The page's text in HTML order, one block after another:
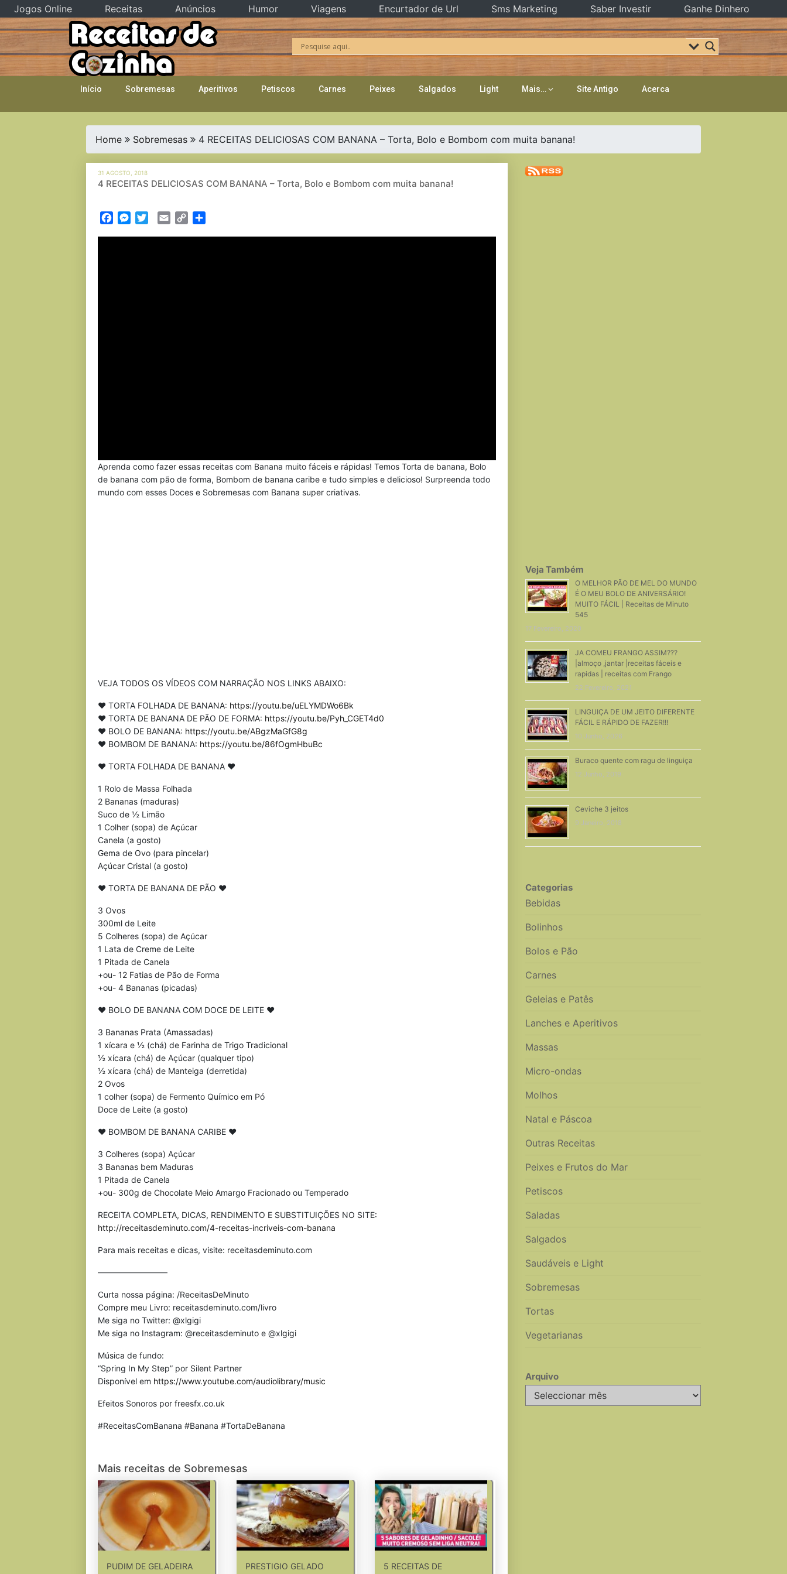
Skip
to
content
Início Sobremesas Aperitivos Petiscos Carnes Peixes Salgados Light Mais… Site Antigo Acerca
Home Sobremesas 4 RECEITAS DELICIOSAS COM BANANA – Torta, Bolo e Bombom com muita banana!
31 AGOSTO, 2018
4 RECEITAS DELICIOSAS COM BANANA – Torta, Bolo e Bombom com muita banana!
FacebookMessenger
TwitterEmail Copy
Aprenda como fazer essas receitas com Banana muito fáceis e rápidas! Temos Torta de banana, Bolo
de banana com pão de forma, Bombom de banana caribe e tudo simples e delicioso! Surpreenda todo
mundo com esses Doces e Sobremesas com Banana super criativas.
VEJA TODOS OS VÍDEOS COM NARRAÇÃO NOS LINKS ABAIXO:
♥ TORTA FOLHADA DE BANANA: https://youtu.be/uELYMDWo6Bk
♥ TORTA DE BANANA DE PÃO DE FORMA: https://youtu.be/Pyh_CGET4d0
♥ BOLO DE BANANA: https://youtu.be/ABgzMaGfG8g
♥ BOMBOM DE BANANA: https://youtu.be/86fOgmHbuBc
♥ TORTA FOLHADA DE BANANA ♥
1 Rolo de Massa Folhada
2 Bananas (maduras)
Suco de ½ Limão
1 Colher (sopa) de Açúcar
Canela (a gosto)
Gema de Ovo (para pincelar)
Açúcar Cristal (a gosto)
♥ TORTA DE BANANA DE PÃO ♥
3 Ovos
300ml de Leite
5 Colheres (sopa) de Açúcar
1 Lata de Creme de Leite
1 Pitada de Canela
+ou- 12 Fatias de Pão de Forma
+ou- 4 Bananas (picadas)
♥ BOLO DE BANANA COM DOCE DE LEITE ♥
3 Bananas Prata (Amassadas)
1 xícara e ½ (chá) de Farinha de Trigo Tradicional
½ xícara (chá) de Açúcar (qualquer tipo)
½ xícara (chá) de Manteiga (derretida)
2 Ovos
1 colher (sopa) de Fermento Químico em Pó
Doce de Leite (a gosto)
♥ BOMBOM DE BANANA CARIBE ♥
3 Colheres (sopa) Açúcar
3 Bananas bem Maduras
1 Pitada de Canela
+ou- 300g de Chocolate Meio Amargo Fracionado ou Temperado
RECEITA COMPLETA, DICAS, RENDIMENTO E SUBSTITUIÇÕES NO SITE:
http://receitasdeminuto.com/4-receitas-incriveis-com-banana
Para mais receitas e dicas, visite: receitasdeminuto.com
————————–
Curta nossa página: /ReceitasDeMinuto
Compre meu Livro: receitasdeminuto.com/livro
Me siga no Twitter: @xlgigi
Me siga no Instagram: @receitasdeminuto e @xlgigi
Música de fundo:
“Spring In My Step” por Silent Partner
Disponível em https://www.youtube.com/audiolibrary/music
Efeitos Sonoros por freesfx.co.uk
#ReceitasComBanana #Banana #TortaDeBanana
Mais receitas de Sobremesas
PUDIM DE GELADEIRA PRESTIGIO GELADO 5 RECEITAS DE
Veja Também
O MELHOR PÃO DE MEL DO MUNDO
É O MEU BOLO DE ANIVERSÁRIO!
MUITO FÁCIL | Receitas de Minuto
545
17 Fevereiro, 2020
JA COMEU FRANGO ASSIM???
|almoço ,jantar |receitas fáceis e
rapidas | receitas com Frango
22 Fevereiro, 2021
LINGUIÇA DE UM JEITO DIFERENTE
FÁCIL E RÁPIDO DE FAZER!!!
10 Junho, 2026
Buraco quente com ragu de linguiça
12 Junho, 2019
Ceviche 3 jeitos
9 Janeiro, 2018
Categorias
Bebidas
Bolinhos
Bolos e Pão
Carnes
Geleias e Patês
Lanches e Aperitivos
Massas
Micro-ondas
Molhos
Natal e Páscoa
Outras Receitas
Peixes e Frutos do Mar
Petiscos
Saladas
Salgados
Saudáveis e Light
Sobremesas
Tortas
Vegetarianas
Arquivo
Arquivo
Jogos Online Receitas Anúncios Humor Viagens Encurtador de Url Sms Marketing Saber Investir Ganhe Dinhero